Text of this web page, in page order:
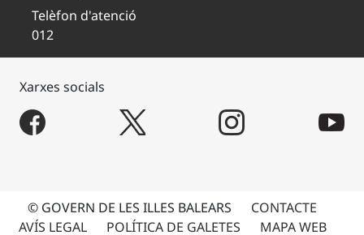
Telèfon d'atenció
012
Xarxes socials
© GOVERN DE LES ILLES BALEARS
CONTACTE
AVÍS LEGAL
POLÍTICA DE GALETES MAPA WEB